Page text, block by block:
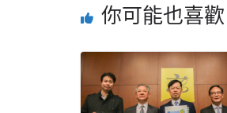
你可能也喜歡